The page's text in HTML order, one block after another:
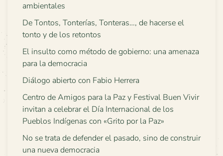
ambientales
De Tontos, Tonterías, Tonteras…, de hacerse el
tonto y de los retontos
El insulto como método de gobierno: una amenaza
para la democracia
Diálogo abierto con Fabio Herrera
Centro de Amigos para la Paz y Festival Buen Vivir
invitan a celebrar el Día Internacional de los
Pueblos Indígenas con «Grito por la Paz»
No se trata de defender el pasado, sino de construir
una nueva democracia